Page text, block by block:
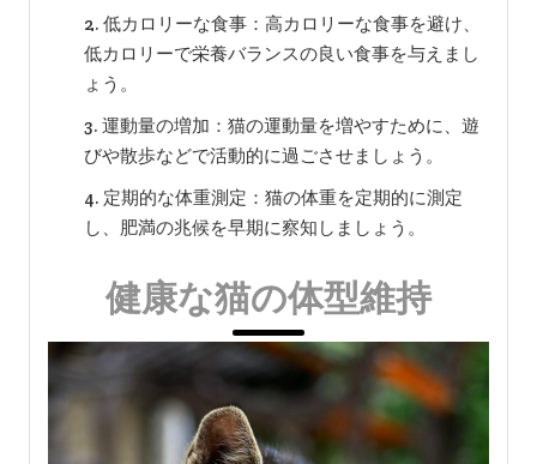
低カロリーな食事：高カロリーな食事を避け、
低カロリーで栄養バランスの良い食事を与えまし
ょう。
運動量の増加：猫の運動量を増やすために、遊
びや散歩などで活動的に過ごさせましょう。
定期的な体重測定：猫の体重を定期的に測定
し、肥満の兆候を早期に察知しましょう。
健康な猫の体型維持